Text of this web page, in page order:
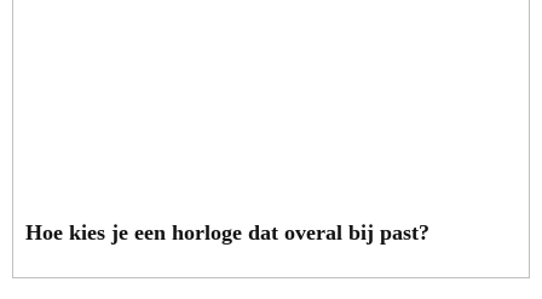
Hoe kies je een horloge dat overal bij past?